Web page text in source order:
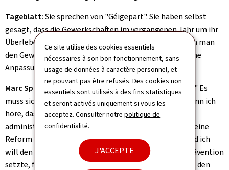
Ce site utilise des cookies essentiels
nécessaires à son bon fonctionnement, sans
usage de données à caractère personnel, et
ne pouvant pas être refusés. Des cookies non
essentiels sont utilisés à des fins statistiques
et seront activés uniquement si vous les
acceptez. Consulter notrepolitique de
confidentialité.
J'ACCEPTE
Tageblatt:Sie sprechen von "Géigepart". Sie haben selbst
gesagt, dass die Gewerkschaften im vergangenen Jahr um ihr
Überleben gekämpft haben. Welchen "Géigepart" kann man
den Gewerkschaften denn geben, wenn gleichzeitig eine
Anpassung der Referenzperiode im Raum steht?
Marc Spautz: " Géigepart ass vläicht e schlechte Volet. " Es
muss sich einfach je der in der Politik wiederfinden. Wenn ich
höre, dass Unternehmen vor allem unter Problemen
administrativer Natur leiden... Es ist bekannt, dass wir eine
Reform der Gewerbeinspektion (ITM) vorantreiben und ich
will den Weg von Georges Mischo, der vor allem auf Prävention
setzte, fortschreiten. Wir wollen eine ITM-Reform, die den